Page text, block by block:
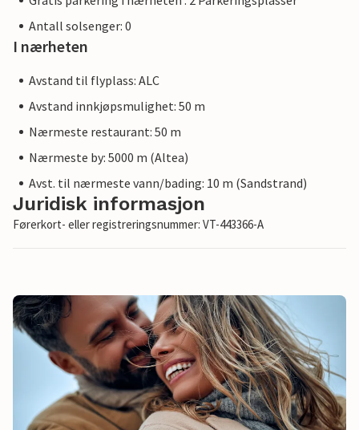
Antall solsenger: 0
I nærheten
Avstand til flyplass: ALC
Avstand innkjøpsmulighet: 50 m
Nærmeste restaurant: 50 m
Nærmeste by: 5000 m (Altea)
Avst. til nærmeste vann/bading: 10 m (Sandstrand)
Juridisk informasjon
Førerkort- eller registreringsnummer: VT-443366-A